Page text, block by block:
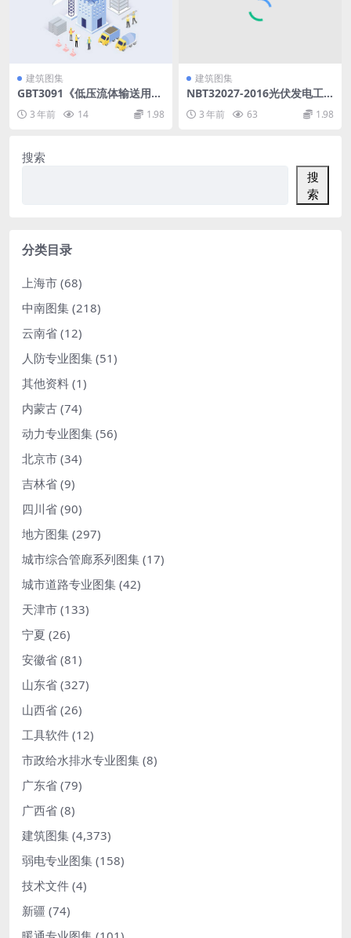
建筑图集
GBT3091《低压流体输送用焊
3 年前 14 1.98
建筑图集
NBT32027-2016光伏发电工
程设计概算编制规定及费用标
准.pdf
3 年前 63 1.98
搜索
搜
索
分类目录
上海市 (68)
中南图集 (218)
云南省 (12)
人防专业图集 (51)
其他资料 (1)
内蒙古 (74)
动力专业图集 (56)
北京市 (34)
吉林省 (9)
四川省 (90)
地方图集 (297)
城市综合管廊系列图集 (17)
城市道路专业图集 (42)
天津市 (133)
宁夏 (26)
安徽省 (81)
山东省 (327)
山西省 (26)
工具软件 (12)
市政给水排水专业图集 (8)
广东省 (79)
广西省 (8)
建筑图集 (4,373)
弱电专业图集 (158)
技术文件 (4)
新疆 (74)